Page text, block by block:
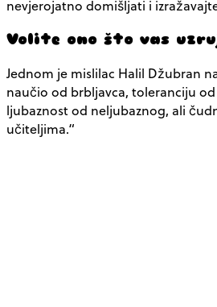
nevjerojatno domišljati i
Volite ono što vas
Jednom je mislilac Halil Džubran
naučio od brbljavca, toleranciju
ljubaznost od neljubaznog, ali
učiteljima.“